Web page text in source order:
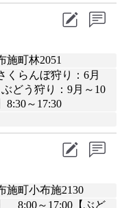
施町林2051
くらんぼ狩り：6月
どう狩り：9月～10
8:30～17:30
施町小布施2130
8:00～17:00【ぶど